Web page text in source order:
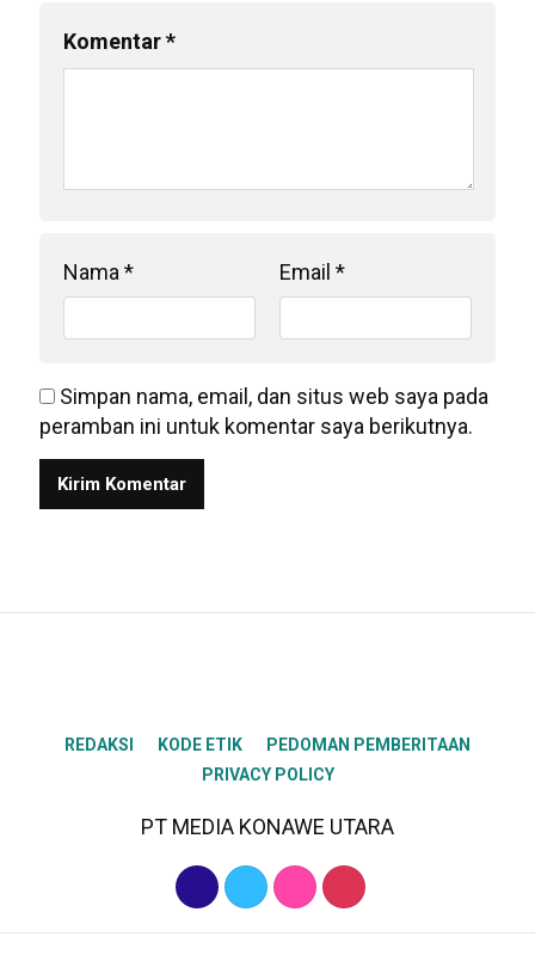
Komentar*
Nama * Email *
Simpan nama, email, dan situs web saya pada
peramban ini untuk komentar saya berikutnya.
REDAKSI KODE ETIK
PEDOMAN PEMBERITAAN
PRIVACY POLICY
PT MEDIA KONAWE UTARA